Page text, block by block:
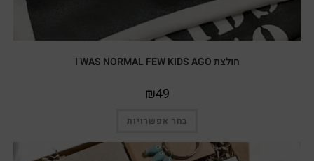
חולצת I WAS NORMAL FEW KIDS AGO
₪49
בחר אפשרויות